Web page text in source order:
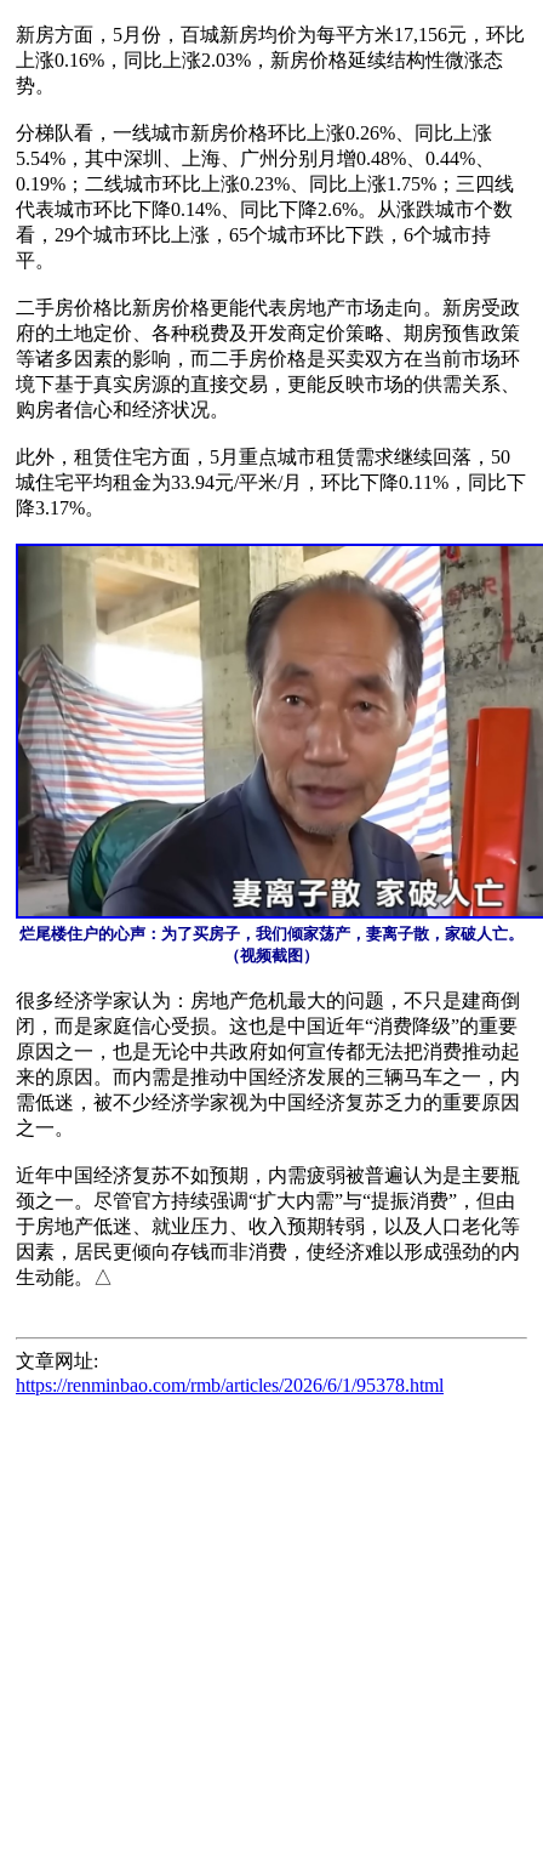
新房方面，5月份，百城新房均价为每平方米17,156元，环比
上涨0.16%，同比上涨2.03%，新房价格延续结构性微涨态
势。
分梯队看，一线城市新房价格环比上涨0.26%、同比上涨
5.54%，其中深圳、上海、广州分别月增0.48%、0.44%、
0.19%；二线城市环比上涨0.23%、同比上涨1.75%；三四线
代表城市环比下降0.14%、同比下降2.6%。从涨跌城市个数
看，29个城市环比上涨，65个城市环比下跌，6个城市持
平。
二手房价格比新房价格更能代表房地产市场走向。新房受政
府的土地定价、各种税费及开发商定价策略、期房预售政策
等诸多因素的影响，而二手房价格是买卖双方在当前市场环
境下基于真实房源的直接交易，更能反映市场的供需关系、
购房者信心和经济状况。
此外，租赁住宅方面，5月重点城市租赁需求继续回落，50
城住宅平均租金为33.94元/平米/月，环比下降0.11%，同比下
降3.17%。
烂尾楼住户的心声：为了买房子，我们倾家荡产，妻离子散，家破人亡。
（视频截图）
很多经济学家认为：房地产危机最大的问题，不只是建商倒
闭，而是家庭信心受损。这也是中国近年“消费降级”的重要
原因之一，也是无论中共政府如何宣传都无法把消费推动起
来的原因。而内需是推动中国经济发展的三辆马车之一，内
需低迷，被不少经济学家视为中国经济复苏乏力的重要原因
之一。
近年中国经济复苏不如预期，内需疲弱被普遍认为是主要瓶
颈之一。尽管官方持续强调“扩大内需”与“提振消费”，但由
于房地产低迷、就业压力、收入预期转弱，以及人口老化等
因素，居民更倾向存钱而非消费，使经济难以形成强劲的内
文章网址:
https://renminbao.com/rmb/articles/2026/6/1/95378.html